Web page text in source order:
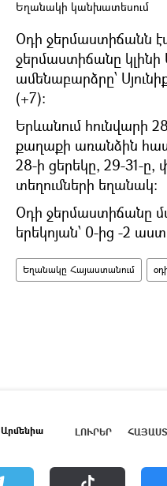
Եղանակի կանխատեսում
Օդի ջերմաստիճանն
ջերմաստիճանը կլինի
ամենաբարձրը՝
(+7)։
Երևանում հունվարի
քաղաքի առանձին
28-ի ցերեկը, 29-31-
տեղումների եղանակ:
Օդի ջերմաստիճանը
երեկոյան՝ 0-ից -2
Եղանակը Հայաստանում
Արմենիա ԼՈՒՐԵՐ